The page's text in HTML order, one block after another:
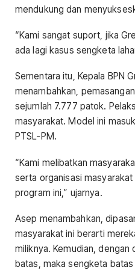
mendukung dan
“Kami sangat suport, jika
ada lagi kasus sengketa
Sementara itu, Kepala BPN
menambahkan,
sejumlah 7.777 patok.
masyarakat. Model ini
PTSL-PM.
“Kami melibatkan
serta organisasi
program ini,” ujarnya.
Asep menambahkan,
masyarakat ini berarti
miliknya. Kemudian,
batas, maka sengketa